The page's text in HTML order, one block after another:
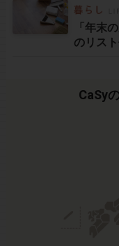
「年末
のリス
CaSy